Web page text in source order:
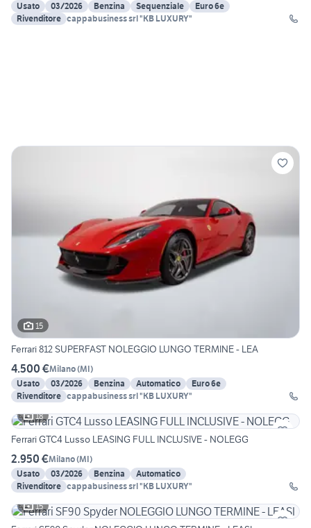
Usato
03/2026 Benzina Sequenziale
Euro 6e
Rivenditore
cappabusiness srl "KB LUXURY"
15
Ferrari 812 SUPERFAST NOLEGGIO LUNGO TERMINE - LEA
4.500 €Milano(MI)
Usato
03/2026 Benzina Automatico
Euro 6e
Rivenditore
cappabusiness srl "KB LUXURY"
18
Ferrari GTC4 Lusso LEASING FULL INCLUSIVE - NOLEGG
2.950 €Milano(MI)
Usato
03/2026 Benzina
Automatico
Rivenditore
cappabusiness srl "KB LUXURY"
15